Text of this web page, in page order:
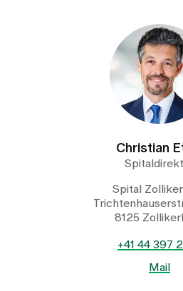
Christian
Spital
8125
+41 44 397
Mail